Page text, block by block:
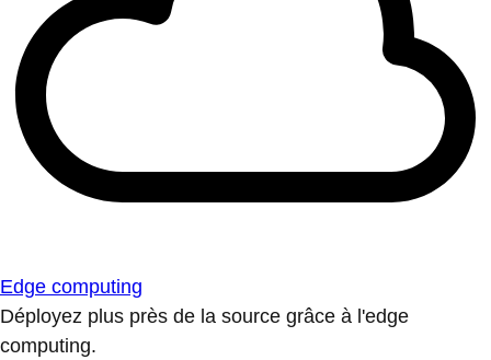
Edge computing
Déployez plus près de la source grâce à l'edge
computing.